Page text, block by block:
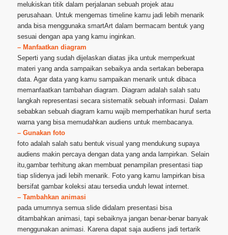
melukiskan titik dalam perjalanan sebuah projek atau
perusahaan. Untuk mengemas timeline kamu jadi lebih menarik
anda bisa menggunaka smartArt dalam bermacam bentuk yang
sesuai dengan apa yang kamu inginkan.
– Manfaatkan diagram
Seperti yang sudah dijelaskan diatas jika untuk memperkuat
materi yang anda sampaikan sebaikya anda sertakan beberapa
data. Agar data yang kamu sampaikan menarik untuk dibaca
memanfaatkan tambahan diagram. Diagram adalah salah satu
langkah representasi secara sistematik sebuah informasi. Dalam
sebabkan sebuah diagram kamu wajib memperhatikan huruf serta
warna yang bisa memudahkan audiens untuk membacanya.
– Gunakan foto
foto adalah salah satu bentuk visual yang mendukung supaya
audiens makin percaya dengan data yang anda lampirkan. Selain
itu,gambar terhitung akan membuat penampilan presentasi tiap
tiap slidenya jadi lebih menarik. Foto yang kamu lampirkan bisa
bersifat gambar koleksi atau tersedia unduh lewat internet.
– Tambahkan animasi
pada umumnya semua slide didalam presentasi bisa
ditambahkan animasi, tapi sebaiknya jangan benar-benar banyak
menggunakan animasi. Karena dapat saja audiens jadi tertarik